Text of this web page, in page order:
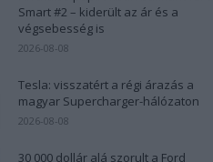
Smart #2 – kiderült az ár és a
végsebesség is
2026-08-08
Tesla: visszatért a régi árazás a
magyar Supercharger-hálózaton
2026-08-08
30 000 dollár alá szorult a Ford